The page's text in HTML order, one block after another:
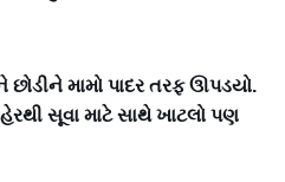
મામો પાદર તરફ ઊપડયો.
સૂવા માટે સાથે ખાટલો પણ